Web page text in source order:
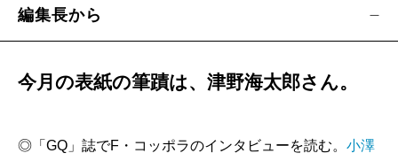
本に書いてある
加藤弘士『砂まみれの名将―野村克也の1140日
―』
の青春の日々
編集長から
今月の表紙の筆蹟は、津野海太郎さん。
◎「GQ」誌でF・コッポラのインタビューを読む。 小澤